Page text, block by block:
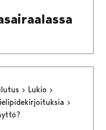
Lukio